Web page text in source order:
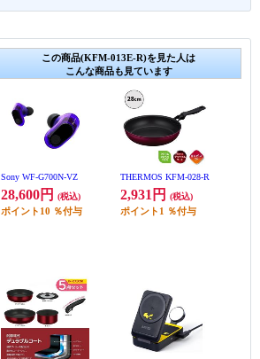
この商品(KFM-013E-R)を見た人は
こんな商品も見ています
Sony WF-G700N-VZ
28,600円 (税込)
ポイント 10 ％付与
THERMOS KFM-028-R
2,931円 (税込)
ポイント 1 ％付与